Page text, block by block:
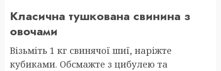
Класична тушкована свинина з
овочами
Візьміть 1 кг свинячої шиї, наріжте
кубиками. Обсмажте з цибулею та